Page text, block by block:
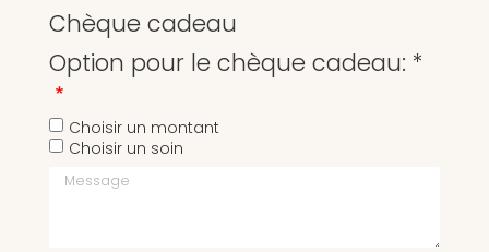
Chèque cadeau
Option pour le chèque cadeau: *
Choisir un montant
Choisir un soin
Message